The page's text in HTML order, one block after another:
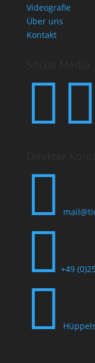
Videografie
Über uns
Kontakt
 

 +49
